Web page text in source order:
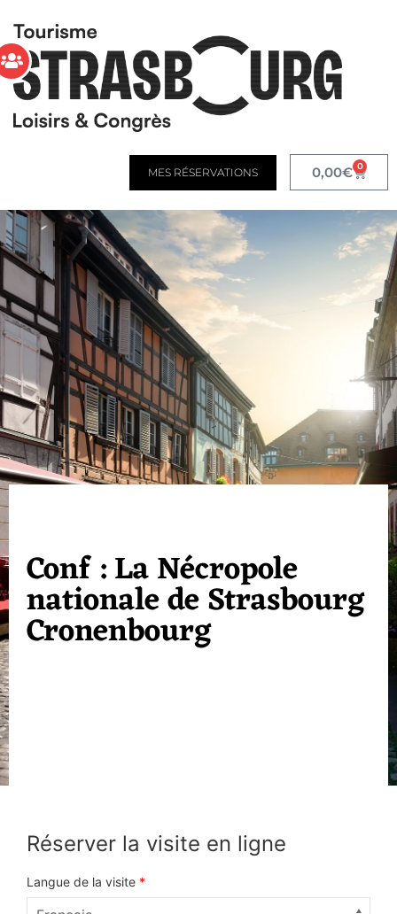
MES RÉSERVATIONS 0,00€ 0
Conf : La Nécropole
nationale de Strasbourg
Cronenbourg
Réserver la visite en ligne
Langue de la visite *